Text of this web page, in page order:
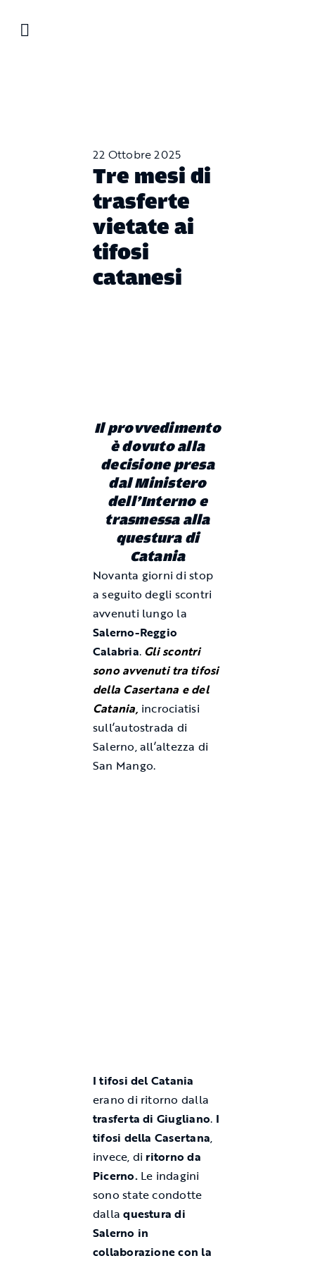
22 Ottobre 2025
Tre mesi di
trasferte
vietate ai
tifosi
catanesi
Il provvedimento
è dovuto alla
decisione presa
dal Ministero
dell’Interno e
trasmessa alla
questura di
Catania
Novanta giorni di stop
a seguito degli scontri
avvenuti lungo la
Salerno-Reggio
Calabria. Gli scontri
sono avvenuti tra tifosi
della Casertana e del
Catania, incrociatisi
sull’autostrada di
Salerno, all’altezza di
San Mango.
I tifosi del Catania
erano di ritorno dalla
trasferta di Giugliano. I
tifosi della Casertana,
invece, di ritorno da
Picerno.Le indagini
sono state condotte
dalla questura di
Salerno in
collaborazione con la